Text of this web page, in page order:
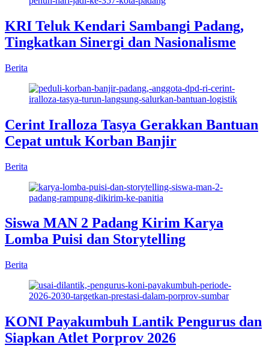
KRI Teluk Kendari Sambangi Padang,
Tingkatkan Sinergi dan Nasionalisme
Berita
Cerint Iralloza Tasya Gerakkan Bantuan
Cepat untuk Korban Banjir
Berita
Siswa MAN 2 Padang Kirim Karya
Lomba Puisi dan Storytelling
Berita
KONI Payakumbuh Lantik Pengurus dan
Siapkan Atlet Porprov 2026